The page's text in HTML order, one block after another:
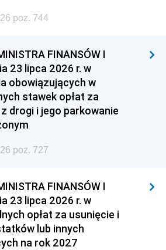
poz. 744
FINANSÓW I
23 lipca 2026 r. w
obowiązujących w
stawek opłat za
drogi i jego parkowanie
poz. 727
FINANSÓW I
23 lipca 2026 r. w
opłat za usunięcie i
lub innych
na rok 2027